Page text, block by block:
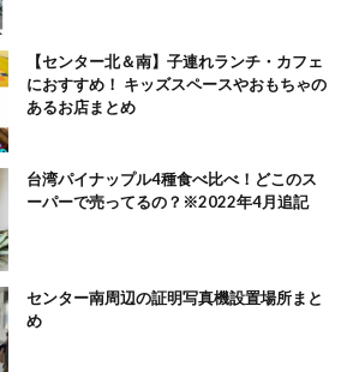
【センター北＆南】子連れランチ・カフェ
におすすめ！ キッズスペースやおもちゃの
あるお店まとめ
台湾パイナップル4種食べ比べ！どこのス
ーパーで売ってるの？※2022年4月追記
センター南周辺の証明写真機設置場所まと
め